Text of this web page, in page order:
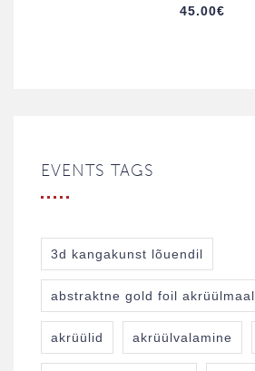
45.00€
EVENTS TAGS
3d kangakunst lõuendil
abstraktne gold foil akrüülmaal
akrüülid akrüülvalamine